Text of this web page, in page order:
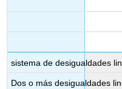
sistema de desigualdades
Dos o más desigualdades